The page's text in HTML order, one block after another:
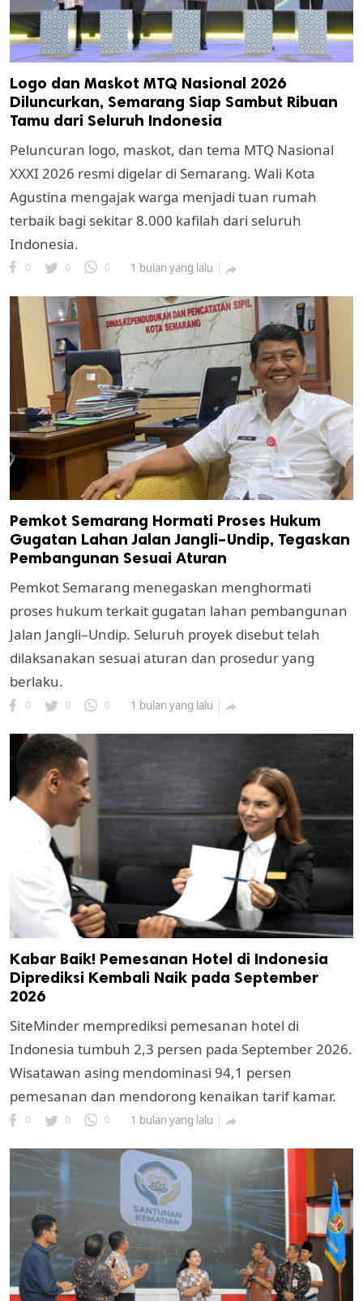
Logo dan Maskot MTQ Nasional 2026
Diluncurkan, Semarang Siap Sambut Ribuan
Tamu dari Seluruh Indonesia
Peluncuran logo, maskot, dan tema MTQ Nasional
XXXI 2026 resmi digelar di Semarang. Wali Kota
Agustina mengajak warga menjadi tuan rumah
terbaik bagi sekitar 8.000 kafilah dari seluruh
Indonesia.
0 0 0 1 bulan yang lalu 
Pemkot Semarang Hormati Proses Hukum
Gugatan Lahan Jalan Jangli–Undip, Tegaskan
Pembangunan Sesuai Aturan
Pemkot Semarang menegaskan menghormati
proses hukum terkait gugatan lahan pembangunan
Jalan Jangli–Undip. Seluruh proyek disebut telah
dilaksanakan sesuai aturan dan prosedur yang
berlaku.
0 0 0 1 bulan yang lalu 
Kabar Baik! Pemesanan Hotel di Indonesia
Diprediksi Kembali Naik pada September
2026
SiteMinder memprediksi pemesanan hotel di
Indonesia tumbuh 2,3 persen pada September 2026.
Wisatawan asing mendominasi 94,1 persen
pemesanan dan mendorong kenaikan tarif kamar.
0 0 0 1 bulan yang lalu 